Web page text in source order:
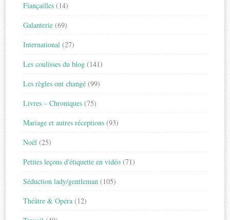
Fiançailles (14)
Galanterie (69)
International (27)
Les coulisses du blog (141)
Les règles ont changé (99)
Livres – Chroniques (75)
Mariage et autres réceptions (93)
Noël (25)
Petites leçons d'étiquette en vidéo (71)
Séduction lady/gentleman (105)
Théâtre & Opéra (12)